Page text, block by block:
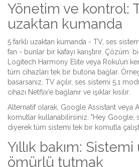
Yönetim ve kontrol:
uzaktan kumanda
5 farklı uzaktan kumanda - TV, ses
fan - bunlar bir kafayı karıştırır. Çözüm:
Logitech Harmony Elite veya Roku’un
tüm cihazları tek bir butona bağlar.
basarsanız, TV açılır, ses sistemi 5.1
cihazı Netflix’e bağlanır ve ışıklar kısılır.
Alternatif olarak, Google Assistant veya
komutlar kullanabilirsiniz. "Hey Google,
diyerek tüm sistemi tek bir komutla
Yıllık bakım:
ömürlü tutmak